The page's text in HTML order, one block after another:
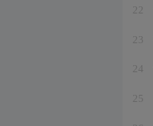
22
23
24
25